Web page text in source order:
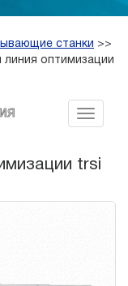
станки >>
линия оптимизации
trsi